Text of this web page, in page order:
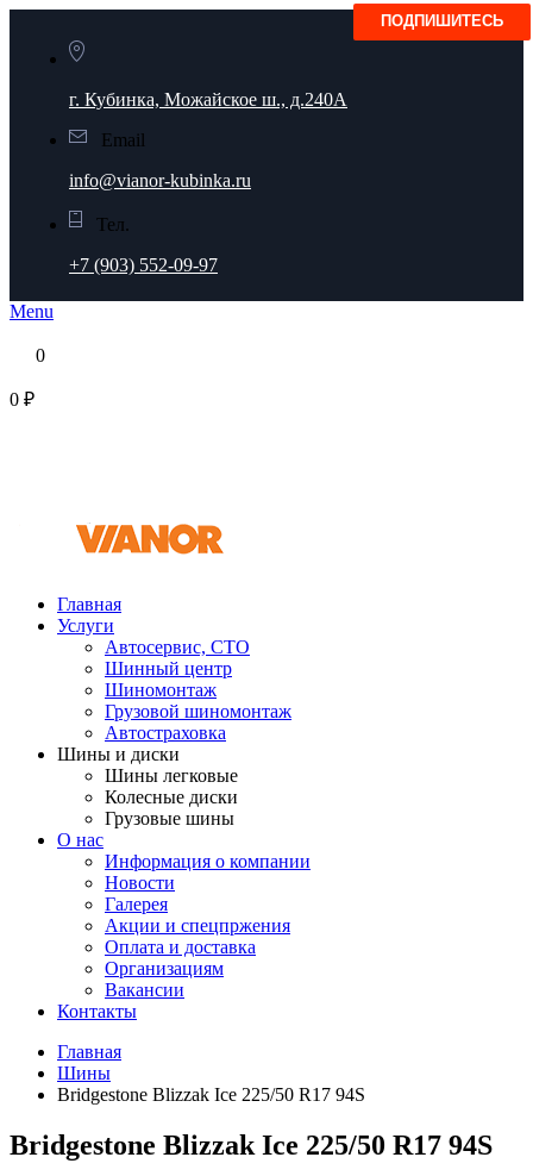
г. Кубинка, Можайское ш., д.240А
Email
info@vianor-kubinka.ru
Тел.
+7 (903) 552-09-97
Menu
0
0 ₽
Главная
Услуги
Автосервис, СТО
Шинный центр
Шиномонтаж
Грузовой шиномонтаж
Автостраховка
Шины и диски
Шины легковые
Колесные диски
Грузовые шины
О нас
Информация о компании
Новости
Галерея
Акции и спецпржения
Оплата и доставка
Организациям
Вакансии
Контакты
Главная
Шины
Bridgestone Blizzak Ice 225/50 R17 94S
Bridgestone Blizzak Ice 225/50 R17 94S